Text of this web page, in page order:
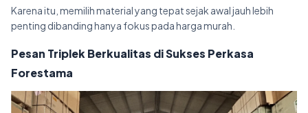
Karena itu, memilih material yang tepat sejak awal jauh lebih
penting dibanding hanya fokus pada harga murah.
Pesan Triplek Berkualitas di Sukses Perkasa
Forestama